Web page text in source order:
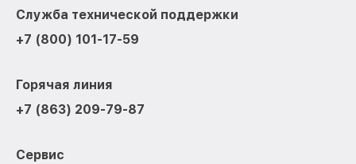
Служба технической поддержки
+7 (800) 101-17-59
Горячая линия
+7 (863) 209-79-87
Сервис